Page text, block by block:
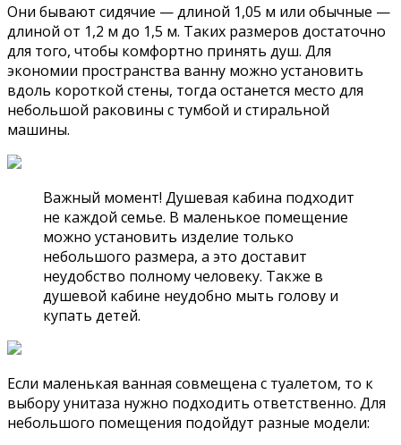
Они бывают сидячие — длиной 1,05 м или обычные —
длиной от 1,2 м до 1,5 м. Таких размеров достаточно
для того, чтобы комфортно принять душ. Для
экономии пространства ванну можно установить
вдоль короткой стены, тогда останется место для
небольшой раковины с тумбой и стиральной
машины.
Важный момент! Душевая кабина подходит
не каждой семье. В маленькое помещение
можно установить изделие только
небольшого размера, а это доставит
неудобство полному человеку. Также в
душевой кабине неудобно мыть голову и
купать детей.
Если маленькая ванная совмещена с туалетом, то к
выбору унитаза нужно подходить ответственно. Для
небольшого помещения подойдут разные модели: